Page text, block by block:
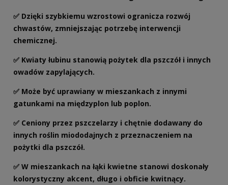
✅ Dzięki szybkiemu wzrostowi ogranicza rozwój
chwastów, zmniejszając potrzebę interwencji
chemicznej.
✅ Kwiaty łubinu stanowią pożytek dla pszczół i innych
owadów zapylających.
✅ Może być uprawiany w mieszankach z innymi
gatunkami na międzyplon lub poplon.
✅ Ceniony przez pszczelarzy i chętnie dodawany do
innych roślin miododajnych z przeznaczeniem na
pożytki dla pszczół.
✅ W mieszankach na łąki kwietne stanowi doskonały
kolorystyczny akcent, długo i obficie kwitnący.